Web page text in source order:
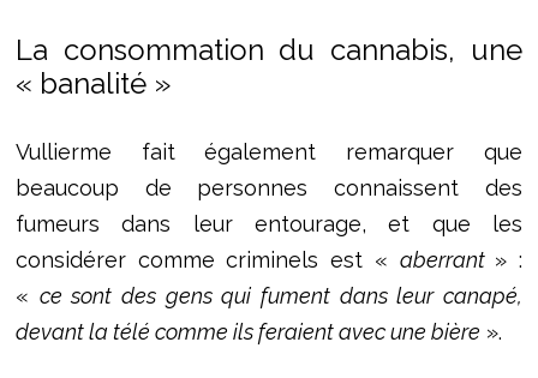
La consommation du cannabis, une
« banalité »
Vullierme fait également remarquer que
beaucoup de personnes connaissent des
fumeurs dans leur entourage, et que les
considérer comme criminels est « aberrant » :
« ce sont des gens qui fument dans leur canapé,
devant la télé comme ils feraient avec une bière ».